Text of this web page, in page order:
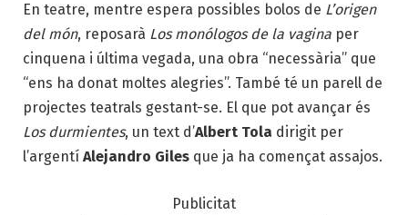
En teatre, mentre espera possibles bolos de L’origen
del món, reposarà Los monólogos de la vagina per
cinquena i última vegada, una obra “necessària” que
“ens ha donat moltes alegries”. També té un parell de
projectes teatrals gestant-se. El que pot avançar és
Los durmientes, un text d’Albert Tola dirigit per
l’argentí Alejandro Giles que ja ha començat assajos.
Publicitat